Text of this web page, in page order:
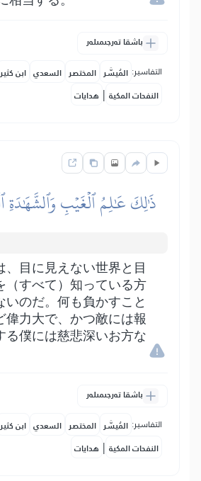
باشقا تەرجىمىلەر
التفاسير: المُيسَّر المختصر السعدي ابن كثير
النفحات المكية | هدايات
ذَٰلِكَ عَٰلِمُ ٱلۡغَيۡبِ وَٱلشَّهَٰدَةِ
、目に見えない世界と目
（すべて）知っている方
いのだ。何も負かすこと
偉力大で、かつ敵には報
る僕には慈悲深いお方な
باشقا تەرجىمىلەر
التفاسير: المُيسَّر المختصر السعدي ابن كثير
النفحات المكية | هدايات